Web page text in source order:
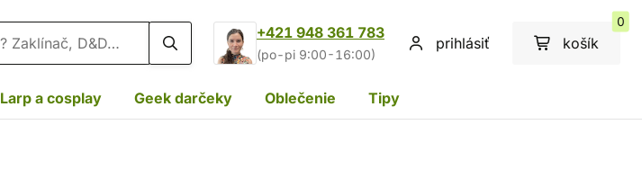
+421 948 361 783
(po-pi 9:00-16:00)
prihlásiť košík
0
Larp a cosplay Geek darčeky Oblečenie Tipy